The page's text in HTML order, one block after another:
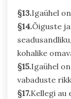
§13.Igaühel
§14.Õiguste
kohalike
§15.Igaühel
vabaduste
§17.Kellegi au